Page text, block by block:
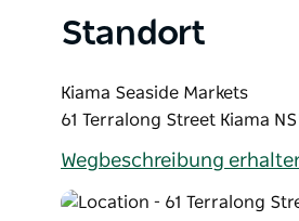
Standort
Kiama Seaside Markets
61 Terralong Street Kiama
Wegbeschreibung